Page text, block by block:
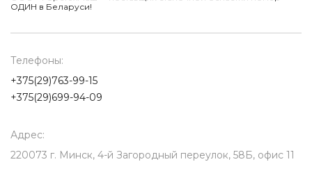
ОДИН в Беларуси!
Телефоны:
+375(29)763-99-15
+375(29)699-94-09
Адрес:
220073 г. Минск, 4-й Загородный переулок, 58Б, офис 11